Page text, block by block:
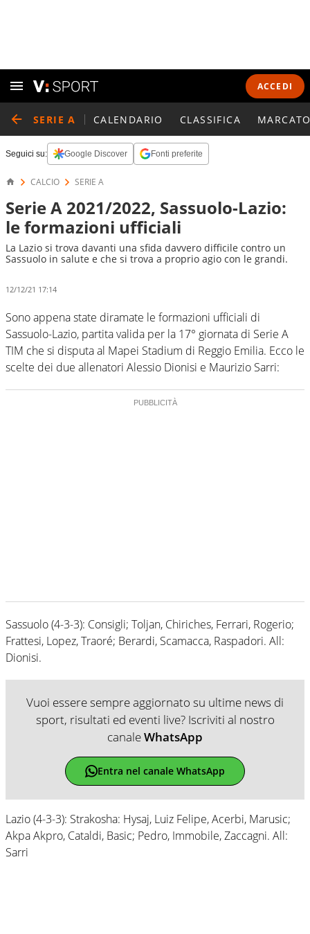
ACCEDI
SERIE A CALENDARIO CLASSIFICA
Seguici su: Google Discover Fonti preferite
CALCIO SERIE A
Serie A 2021/2022, Sassuolo-Lazio:
le formazioni ufficiali
La Lazio si trova davanti una sfida davvero difficile contro un
Sassuolo in salute e che si trova a proprio agio con le grandi.
12/12/21 17:14
Sono appena state diramate le formazioni ufficiali di
Sassuolo-Lazio, partita valida per la 17° giornata di Serie A
TIM che si disputa al Mapei Stadium di Reggio Emilia. Ecco le
scelte dei due allenatori Alessio Dionisi e Maurizio Sarri:
Sassuolo (4-3-3): Consigli; Toljan, Chiriches, Ferrari, Rogerio;
Frattesi, Lopez, Traoré; Berardi, Scamacca, Raspadori. All:
Dionisi.
Vuoi essere sempre aggiornato su ultime news di
sport, risultati ed eventi live? Iscriviti al nostro
canaleWhatsApp
Entra nel canale WhatsApp
Lazio (4-3-3): Strakosha: Hysaj, Luiz Felipe, Acerbi, Marusic;
Akpa Akpro, Cataldi, Basic; Pedro, Immobile, Zaccagni. All:
Sarri